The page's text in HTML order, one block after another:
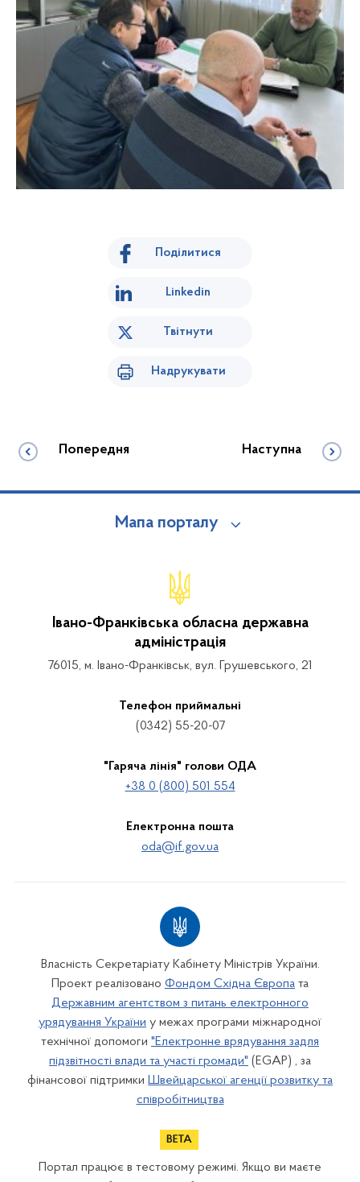
Поділитися
Linkedin
Твітнути
Надрукувати
Попередня Наступна
Мапа порталу
Івано-Франківська обласна державна
адміністрація
76015, м. Івано-Франківськ, вул. Грушевського, 21
Телефон приймальні
(0342) 55-20-07
"Гаряча лінія" голови ОДА
+38 0 (800) 501 554
Електронна пошта
oda@if.gov.ua
Власність Секретаріату Кабінету Міністрів України.
Проект реалізовано Фондом Східна Європа та
Державним агентством з питань електронного
урядування України у межах програми міжнародної
технічної допомоги "Електронне врядування задля
підзвітності влади та участі громади" (EGAP) , за
фінансової підтримки Швейцарської агенції розвитку та
співробітництва
Портал працює в тестовому режимі. Якщо ви маєте